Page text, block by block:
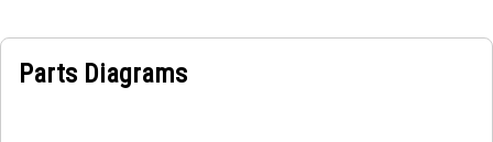
Parts Diagrams